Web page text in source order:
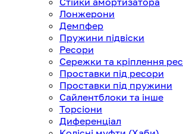
Лонжерони
Демпфер
Пружини підвіски
Ресори
Сережки та кріплення
Проставки під ресори
Проставки під пружини
Сайлентблоки та інше
Торсіони
Диференціал